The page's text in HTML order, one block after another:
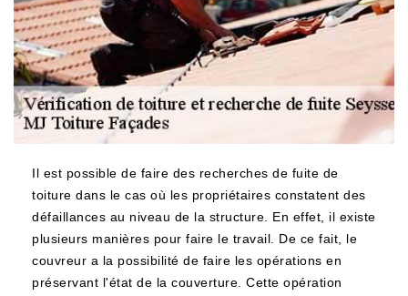
Il est possible de faire des recherches de fuite de
toiture dans le cas où les propriétaires constatent des
défaillances au niveau de la structure. En effet, il existe
plusieurs manières pour faire le travail. De ce fait, le
couvreur a la possibilité de faire les opérations en
préservant l'état de la couverture. Cette opération